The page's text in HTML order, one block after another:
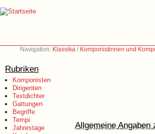
Navigation: Klassika / Komponistinnen und
Rubriken
Komponisten
Dirigenten
Textdichter
Gattungen
Begriffe
Tempi
Jahrestage
Allgemeine Angaben